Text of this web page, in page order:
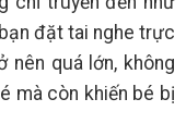
đặt tai nghe trực
nên quá lớn, không
mà còn khiến bé bị